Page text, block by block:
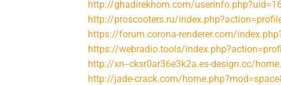
http://ghadirekhom.com/
http://proscooters.ru/
https://forum.corona-renderer.com/
https://webradio.tools/
http://xn--cksr0ar36e3k2a.es-design.cc/
http://jade-crack.com/